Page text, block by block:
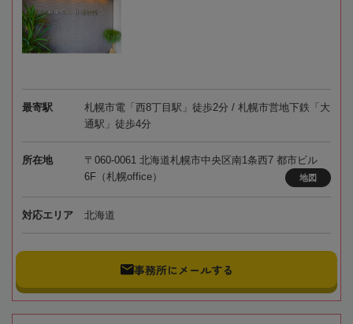
最寄駅
札幌市電「西8丁目駅」徒歩2分 / 札幌市営地下鉄「大
通駅」徒歩4分
所在地
〒060-0061 北海道札幌市中央区南1条西7 都市ビル
6F（札幌office）
地図
対応エリア 北海道
事務所にメールする